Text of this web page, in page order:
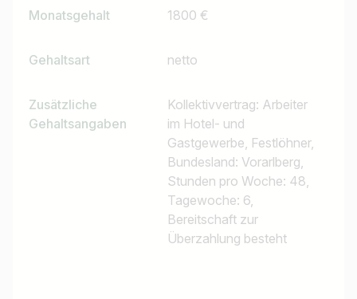
Monatsgehalt 1800 €
Gehaltsart netto
Zusätzliche
Gehaltsangaben
Kollektivvertrag: Arbeiter
im Hotel- und
Gastgewerbe, Festlöhner,
Bundesland: Vorarlberg,
Stunden pro Woche: 48,
Tagewoche: 6,
Bereitschaft zur
Überzahlung besteht